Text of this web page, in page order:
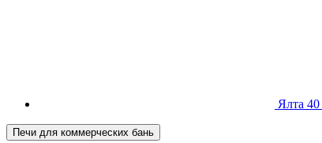
Ялта 40
Печи для коммерческих бань